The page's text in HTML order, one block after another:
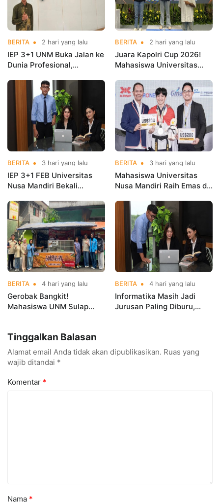
BERITA 2 hari yang lalu
IEP 3+1 UNM Buka Jalan ke
Dunia Profesional,
Kementerian Koperasi
BERITA 2 hari yang lalu
Juara Kapolri Cup 2026!
Mahasiswa Universitas
Nama Kampus di Kejurnas
Taekwondo
BERITA 3 hari yang lalu
IEP 3+1 FEB Universitas
Nusa Mandiri Bekali
Kerja Sebelum Lulus
BERITA 3 hari yang lalu
Mahasiswa Universitas
Nusa Mandiri Raih Emas di
Indonesia Open
Championships 2026
BERITA 4 hari yang lalu
Gerobak Bangkit!
Mahasiswa UNM Sulap
BERITA 4 hari yang lalu
Informatika Masih Jadi
Jurusan Paling Diburu,
Tinggalkan Balasan
Alamat email Anda tidak akan dipublikasikan. Ruas yang
wajib ditandai *
Komentar *
Nama *